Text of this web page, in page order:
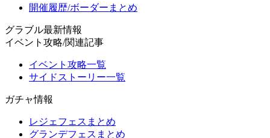
開催履歴/ボーダーまとめ
グラブル最新情報
イベント攻略/関連記事
イベント攻略一覧
サイドストーリー一覧
ガチャ情報
レジェフェスまとめ
グランデフェスまとめ